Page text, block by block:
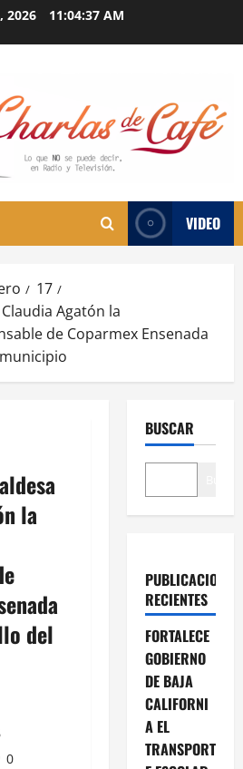
2026 11:04:38 AM
VIDEO
17
Agatón la
de Coparmex Ensenada
la
del
0
BUSCAR
PUBLICACIONES
RECIENTES
FORTALECE
GOBIERNO
DE BAJA
CALIFORNI
A EL
TRANSPORT